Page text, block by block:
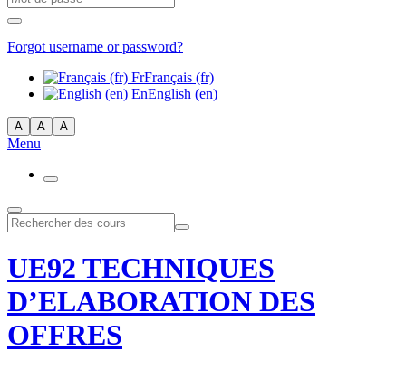
Forgot username or password?
FrFrançais ‎(fr)‎
EnEnglish ‎(en)‎
A A A
Menu
UE92 TECHNIQUES
D’ELABORATION DES
OFFRES